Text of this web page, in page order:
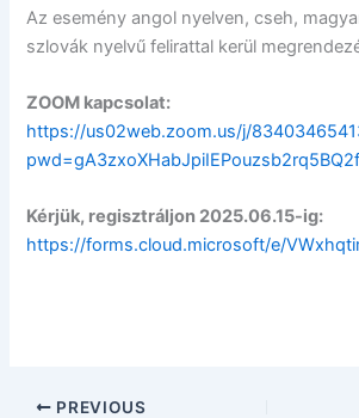
Az esemény angol nyelven, cseh,
szlovák nyelvű felirattal kerül
ZOOM kapcsolat:
https://us02web.zoom.us/j/
Kérjük, regisztráljon 2025.06.15-ig:
https://forms.cloud.microsoft/e/
PREVIOUS